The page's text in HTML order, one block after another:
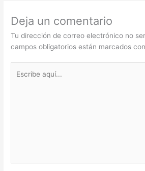
Deja un comentario
Tu dirección de correo electrónico no
campos obligatorios están marcados con
aquí...